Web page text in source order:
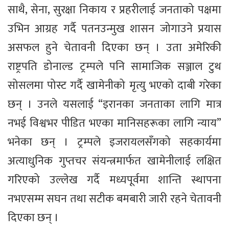
साथै, सेना, सुरक्षा निकाय र प्रहरीलाई जनताको पक्षमा
उभिन आग्रह गर्दै पतनउन्मुख शासन जोगाउने प्रयास
असफल हुने चेतावनी दिएका छन् । उता अमेरिकी
राष्ट्रपति डोनाल्ड ट्रम्पले पनि सामाजिक सञ्जाल टुथ
सोसलमा पोस्ट गर्दै खामेनीको मृत्यु भएको दाबी गरेका
छन् । उनले यसलाई “इरानका जनताका लागि मात्र
नभई विश्वभर पीडित भएका मानिसहरूका लागि न्याय”
भनेका छन् । ट्रम्पले इजरायलसँगको सहकार्यमा
अत्याधुनिक गुप्तचर संयन्त्रमार्फत खामेनीलाई लक्षित
गरिएको उल्लेख गर्दै मध्यपूर्वमा शान्ति स्थापना
नभएसम्म सघन तथा सटीक बमबारी जारी रहने चेतावनी
दिएका छन् ।